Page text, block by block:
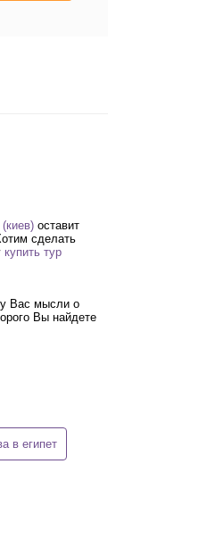
оставит
сделать
купить тур
Вас мысли о
Вы найдете
в египет